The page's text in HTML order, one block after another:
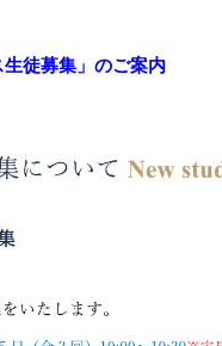
徒募集」のご案内